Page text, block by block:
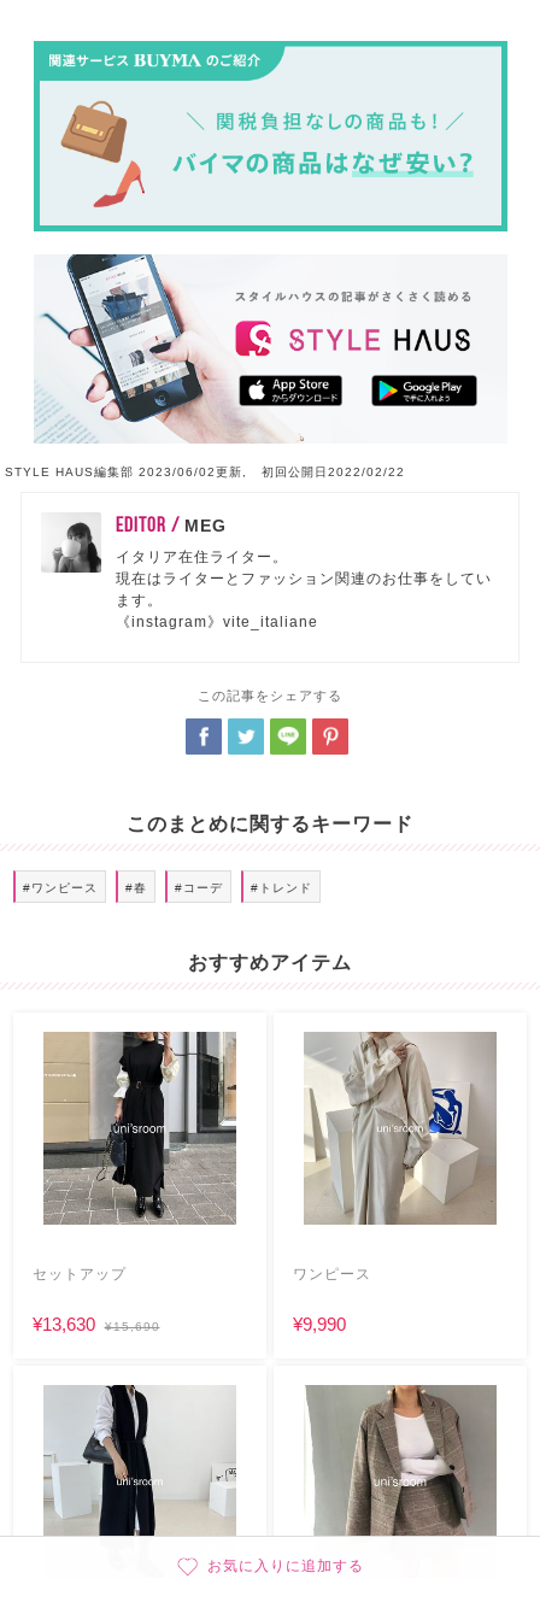
お気に入りに追加する
STYLE HAUS編集部 2023/06/02更新, 初回公開日2022/02/22
EDITOR / MEG
イタリア在住ライター。
現在はライターとファッション関連のお仕事をしてい
ます。
《instagram》vite_italiane
この記事をシェアする
このまとめに関するキーワード
#ワンピース #春 #コーデ #トレンド
おすすめアイテム
セットアップ
¥13,630 ¥15,690
ワンピース
¥9,990